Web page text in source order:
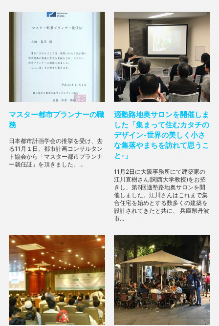
マスター都市プランナーの職
務
日本都市計画学会の推挙を受け、去
る11月１日、都市計画コンサルタン
ト協会から「マスター都市プランナ
ー就任証」を頂きました。...
適塾路地奥サロンを開催しま
した「集まって住むカタチの
デザイン-世界の美しく小さ
な集落やまちを訪れて思うこ
と-」
11月2日に大阪事務所にて建築家の
江川直樹さん(関西大学教授)をお招
きし、第6回適塾路地奥サロンを開
催しました。江川さんはこれまで集
合住宅を始めとする数多くの建築を
設計されてきたと共に、 兵庫県丹波
市...